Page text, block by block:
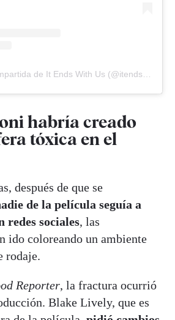
habría creado
tóxica en el
después de que se
de la película seguía a
redes sociales, las
ido coloreando un ambiente
rodaje.
Reporter, la fractura ocurrió
Blake Lively, que es